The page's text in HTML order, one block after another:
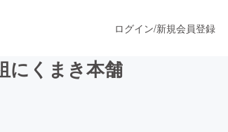
ログイン/新規会員登録
にくまき本舗